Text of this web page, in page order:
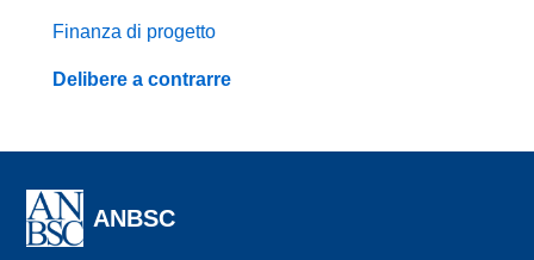
Finanza di progetto
Delibere a contrarre
ANBSC